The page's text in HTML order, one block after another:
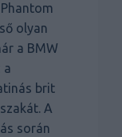
olyan
a BMW
a
brit
A
során